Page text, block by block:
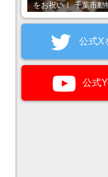
をお祝い！ 千葉市動
様子を紹介
公式X
公式